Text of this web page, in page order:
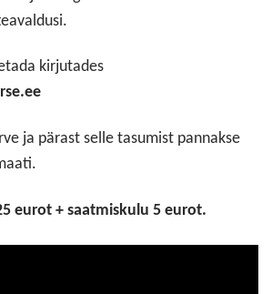
kirjutades
ja pärast selle tasumist pannakse
eurot + saatmiskulu 5 eurot.